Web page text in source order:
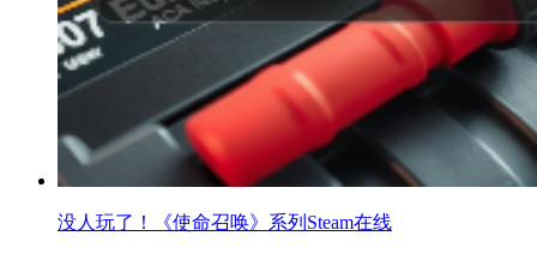
没人玩了！《使命召唤》系列Steam在线